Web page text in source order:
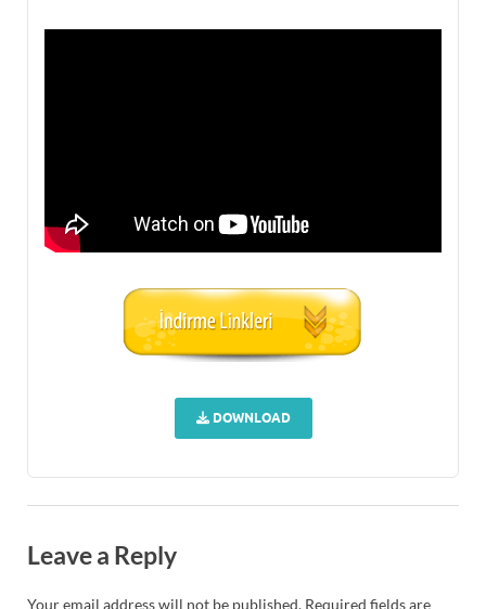
DOWNLOAD
Leave a Reply
Your email address will not be published. Required fields are